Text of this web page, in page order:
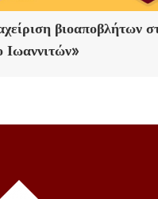
βιοαποβλήτων
Ιωαννιτών»